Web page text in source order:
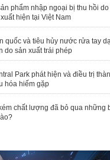
phẩm nhập ngoại bị thu hồi do
hiện tại Việt Nam
quốc và tiêu hủy nước rửa tay
do sản xuất trái phép
Park phát hiện và điều trị
hóa hiếm gặp
chất lượng đã bỏ qua những